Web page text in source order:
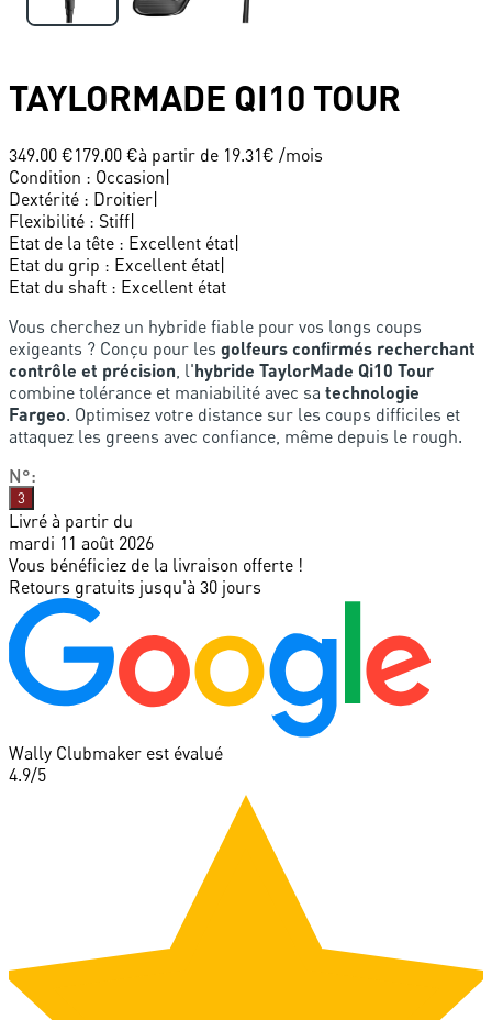
TAYLORMADE QI10 TOUR
349.00 €179.00 €à partir de 19.31€ /mois
Condition : Occasion|
Dextérité : Droitier|
Flexibilité : Stiff|
Etat de la tête : Excellent état|
Etat du grip : Excellent état|
Etat du shaft : Excellent état
Vous cherchez un hybride fiable pour vos longs coups
exigeants ? Conçu pour les golfeurs confirmés recherchant
contrôle et précision , l'hybride TaylorMade Qi10 Tour
combine tolérance et maniabilité avec sa technologie
Fargeo. Optimisez votre distance sur les coups difficiles et
attaquez les greens avec confiance, même depuis le rough.
N°:
3
Livré à partir du
mardi 11 août 2026
Vous bénéficiez de la livraison offerte !
Retours gratuits jusqu'à 30 jours
Wally Clubmaker est évalué
4.9/5